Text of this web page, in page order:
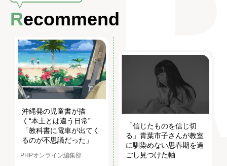
Recommend
沖縄発の児童書が描
く“本土とは違う日常”
「教科書に電車が出てく
るのが不思議だった」
PHPオンライン編集部
「信じたものを信じ切
る」青葉市子さんが教室
に馴染めない思春期を過
ごし見つけた軸